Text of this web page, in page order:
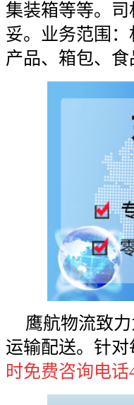
集装箱等等。
妥。业务范围
产品、箱包、食
鹰航物流致
运输配送。针
时免费咨询电话